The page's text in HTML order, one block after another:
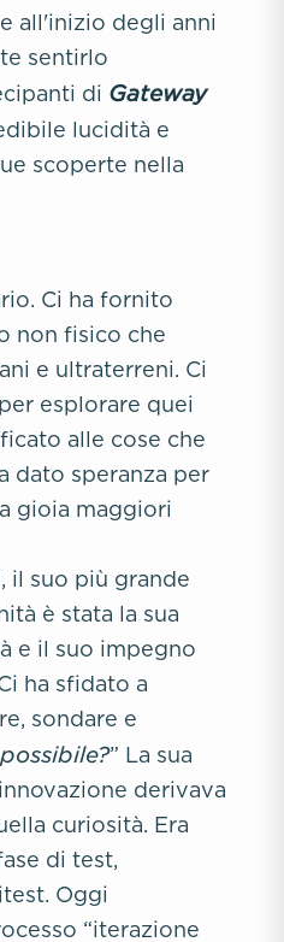
all'inizio degli anni
sentirlo
di Gateway
lucidità e
scoperte nella
Ci ha fornito
non fisico che
e ultraterreni. Ci
esplorare quei
alle cose che
dato speranza per
gioia maggiori
il suo più grande
è stata la sua
e il suo impegno
ha sfidato a
sondare e
” La sua
derivava
curiosità. Era
di test,
Oggi
“iterazione